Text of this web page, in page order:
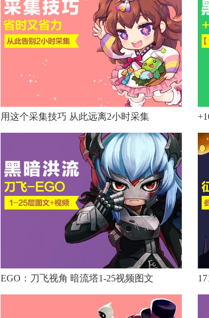
用这个采集技巧 从此远离2小时采集
EGO：刀飞视角 暗流塔1-25视频图文